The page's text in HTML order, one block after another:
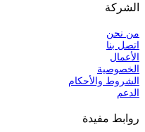
الشركة
من نحن
اتصل بنا
الأعمال
الخصوصية
الشروط والأحكام
الدعم
روابط مفيدة